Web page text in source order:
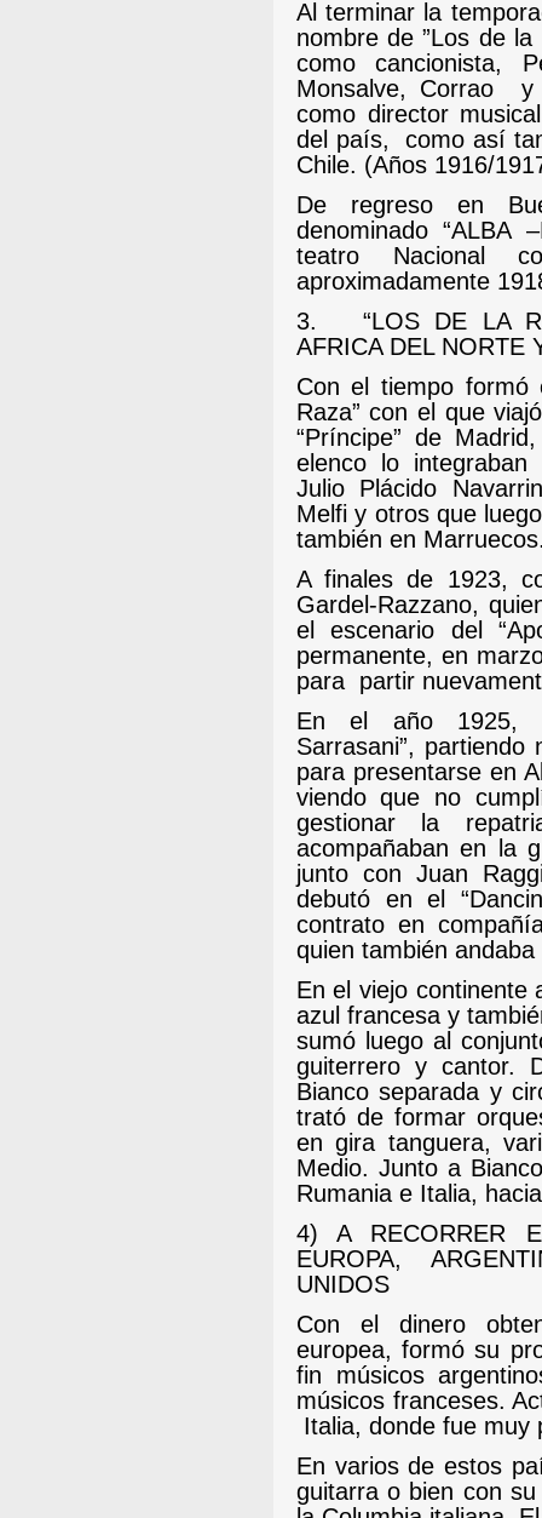
Al terminar la
nombre de ”Los de la
como cancionista,
Monsalve, Corrao
y
como director
del país,
como así
Chile. (Años 1916/
De regreso en
denominado “ALBA
teatro Nacional
aproximadamente
3.
“LOS DE LA
AFRICA DEL NORTE
Con el tiempo formó
Raza” con el que
“Príncipe” de
elenco lo
Julio Plácido
Melfi y otros que
también en
A finales de 1923,
Gardel-Razzano,
el escenario del
permanente, en
para partir
En el año 1925,
Sarrasani”, partiendo
para presentarse en
viendo que no
gestionar la
acompañaban en la
junto con Juan
debutó en el
contrato en
quien también
En el viejo continente
azul francesa y
sumó luego al
guiterrero y cantor.
Bianco separada y
trató de formar
en gira tanguera,
Medio. Junto a
Rumania e Italia,
4) A RECORRER
EUROPA,
UNIDOS
Con el dinero
europea, formó su
fin músicos
músicos franceses.
Italia, donde fue muy
En varios de estos
guitarra o bien con